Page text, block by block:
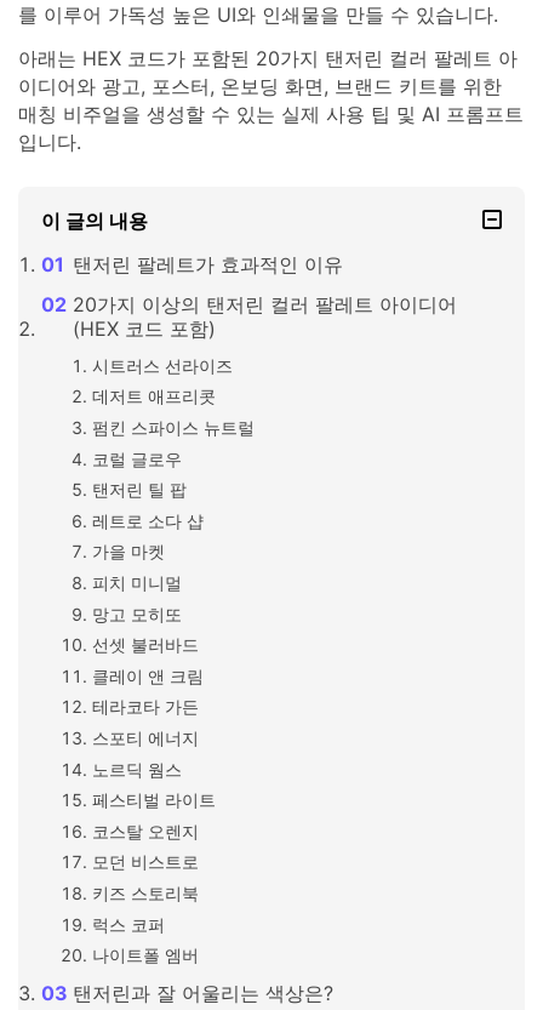
를 이루어 가독성 높은 UI와 인쇄물을 만들 수 있습니다.
아래는 HEX 코드가 포함된 20가지 탠저린 컬러 팔레트 아
이디어와 광고, 포스터, 온보딩 화면, 브랜드 키트를 위한
매칭 비주얼을 생성할 수 있는 실제 사용 팁 및 AI 프롬프트
입니다.
이 글의 내용
탠저린 팔레트가 효과적인 이유
20가지 이상의 탠저린 컬러 팔레트 아이디어
(HEX 코드 포함)
시트러스 선라이즈
데저트 애프리콧
펌킨 스파이스 뉴트럴
코럴 글로우
탠저린 틸 팝
레트로 소다 샵
가을 마켓
피치 미니멀
망고 모히또
선셋 불러바드
클레이 앤 크림
테라코타 가든
스포티 에너지
노르딕 웜스
페스티벌 라이트
코스탈 오렌지
모던 비스트로
키즈 스토리북
럭스 코퍼
나이트폴 엠버
탠저린과 잘 어울리는 색상은?